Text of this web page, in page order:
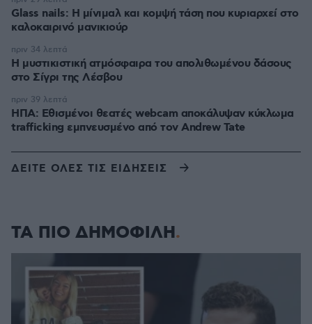
Glass nails: Η μίνιμαλ και κομψή τάση που κυριαρχεί στο
καλοκαιρινό μανικιούρ
Η μυστικιστική ατμόσφαιρα του απολιθωμένου δάσους
στο Σίγρι της Λέσβου
πριν 34 λεπτά
ΗΠΑ: Εθισμένοι θεατές webcam αποκάλυψαν κύκλωμα
trafficking εμπνευσμένο από τον Andrew Tate
πριν 39 λεπτά
ΔΕΙΤΕ ΟΛΕΣ ΤΙΣ ΕΙΔΗΣΕΙΣ
ΤΑ ΠΙΟ ΔΗΜΟΦΙΛΗ